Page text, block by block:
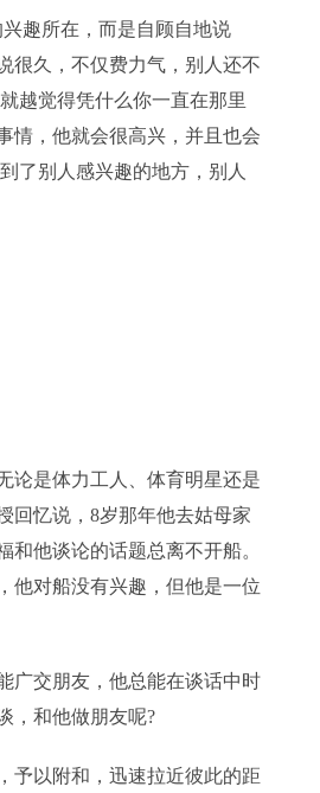
趣所在，而是自顾自地说
很久，不仅费力气，别人还不
越觉得凭什么你一直在那里
情，他就会很高兴，并且也会
了别人感兴趣的地方，别人
论是体力工人、体育明星还是
回忆说，8岁那年他去姑母家
他谈论的话题总离不开船。
他对船没有兴趣，但他是一位
广交朋友，他总能在谈话中时
，和他做朋友呢?
予以附和，迅速拉近彼此的距